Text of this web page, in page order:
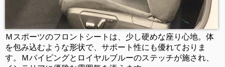
Ｍスポーツのフロントシートは、少し硬めな座り心地。体
を包み込むような形状で、サポート性にも優れておりま
す。Ｍパイピングとロイヤルブルーのステッチが施され、